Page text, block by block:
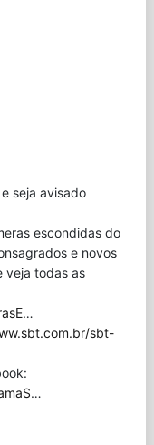
seja avisado
escondidas do
e novos
veja todas as
…
sbt-
…